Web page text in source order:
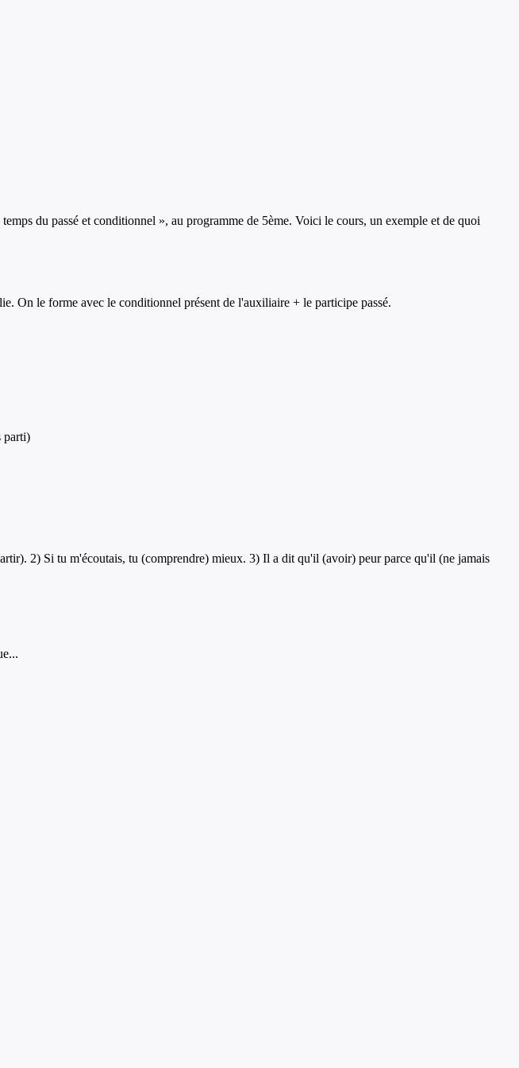
du passé et conditionnel », au programme de 5ème. Voici le cours, un exemple et de quoi
On le forme avec le conditionnel présent de l'auxiliaire + le participe passé.
parti)
2) Si tu m'écoutais, tu (comprendre) mieux. 3) Il a dit qu'il (avoir) peur parce qu'il (ne jamais